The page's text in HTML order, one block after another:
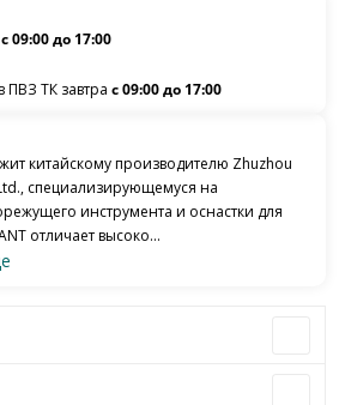
с 09:00 до 17:00
ТК завтра с 09:00 до 17:00
китайскому производителю Zhuzhou
специализирующемуся на
инструмента и оснастки для
отличает высоко...